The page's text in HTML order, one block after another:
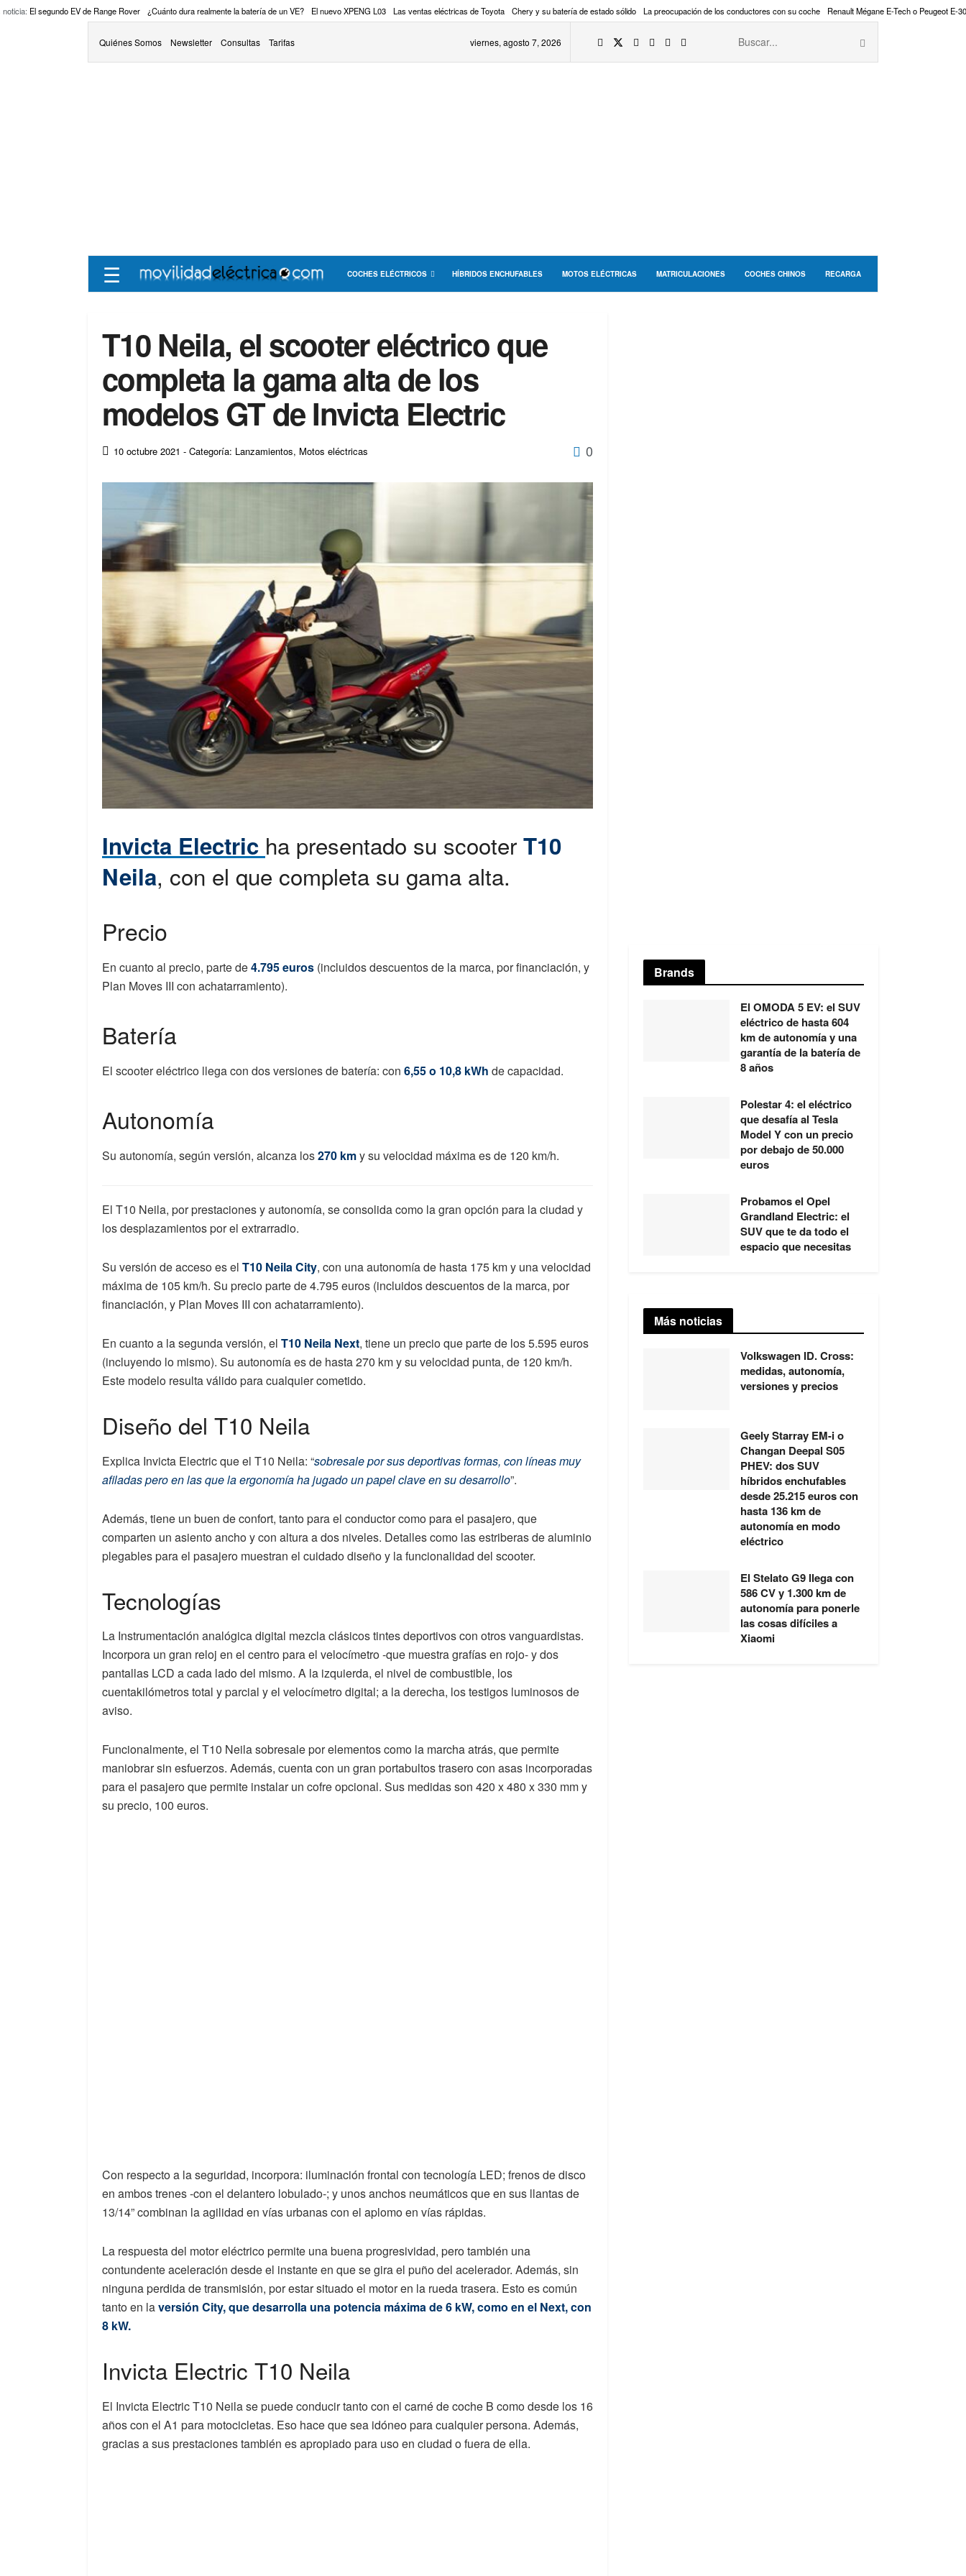
noticia: El segundo EV de Range Rover ¿Cuánto dura realmente la batería de un VE? El nuevo XPENG L03 Las ventas eléctricas de Toyota Chery y su batería de estado sólido La preocupación de los conductores con su coche Renault Mégane E-Tech o Peugeot E-
Quiénes Somos Newsletter Consultas Tarifas viernes, agosto 7, 2026
☰ COCHES ELÉCTRICOS HÍBRIDOS ENCHUFABLES MOTOS ELÉCTRICAS MATRICULACIONES COCHES CHINOS RECARGA
T10 Neila, el scooter eléctrico que
completa la gama alta de los
modelos GT de Invicta Electric
10 octubre 2021 - Categoría: Lanzamientos, Motos eléctricas 0
Invicta Electric ha presentado su scooter T10
Neila, con el que completa su gama alta.
Precio
En cuanto al precio, parte de4.795 euros (incluidos descuentos de la marca, por financiación, y
Plan Moves III con achatarramiento).
Batería
El scooter eléctrico llega con dos versiones de batería: con 6,55 o 10,8 kWh de capacidad.
Autonomía
Su autonomía, según versión, alcanza los270 kmy su velocidad máxima es de 120 km/h.
El T10 Neila, por prestaciones y autonomía, se consolida como la gran opción para la ciudad y
los desplazamientos por el extrarradio.
Su versión de acceso es el T10 Neila City, con una autonomía de hasta 175 km y una velocidad
máxima de 105 km/h. Su precio parte de 4.795 euros (incluidos descuentos de la marca, por
financiación, y Plan Moves III con achatarramiento).
En cuanto a la segunda versión, el T10 Neila Next, tiene un precio que parte de los 5.595 euros
(incluyendo lo mismo). Su autonomía es de hasta 270 km y su velocidad punta, de 120 km/h.
Este modelo resulta válido para cualquier cometido.
Diseño del T10 Neila
Explica Invicta Electric que el T10 Neila: “sobresale por sus deportivas formas, con líneas muy
afiladas pero en las que la ergonomía ha jugado un papel clave en su desarrollo”.
Además, tiene un buen de confort, tanto para el conductor como para el pasajero, que
comparten un asiento ancho y con altura a dos niveles. Detalles como las estriberas de aluminio
plegables para el pasajero muestran el cuidado diseño y la funcionalidad del scooter.
Tecnologías
La Instrumentación analógica digital mezcla clásicos tintes deportivos con otros vanguardistas.
Incorpora un gran reloj en el centro para el velocímetro -que muestra grafías en rojo- y dos
pantallas LCD a cada lado del mismo. A la izquierda, el nivel de combustible, los
cuentakilómetros total y parcial y el velocímetro digital; a la derecha, los testigos luminosos de
aviso.
Funcionalmente, el T10 Neila sobresale por elementos como la marcha atrás, que permite
maniobrar sin esfuerzos. Además, cuenta con un gran portabultos trasero con asas incorporadas
para el pasajero que permite instalar un cofre opcional. Sus medidas son 420 x 480 x 330 mm y
su precio, 100 euros.
Con respecto a la seguridad, incorpora: iluminación frontal con tecnología LED; frenos de disco
en ambos trenes -con el delantero lobulado-; y unos anchos neumáticos que en sus llantas de
13/14” combinan la agilidad en vías urbanas con el aplomo en vías rápidas.
La respuesta del motor eléctrico permite una buena progresividad, pero también una
contundente aceleración desde el instante en que se gira el puño del acelerador. Además, sin
ninguna perdida de transmisión, por estar situado el motor en la rueda trasera. Esto es común
tanto en laversión City, que desarrolla una potencia máxima de 6 kW, como en el Next, con
8 kW.
Invicta Electric T10 Neila
El Invicta Electric T10 Neila se puede conducir tanto con el carné de coche B como desde los 16
años con el A1 para motocicletas. Eso hace que sea idóneo para cualquier persona. Además,
gracias a sus prestaciones también es apropiado para uso en ciudad o fuera de ella.
Brands
El OMODA 5 EV: el SUV
eléctrico de hasta 604
km de autonomía y una
garantía de la batería de
8 años
Polestar 4: el eléctrico
que desafía al Tesla
Model Y con un precio
por debajo de 50.000
euros
Probamos el Opel
Grandland Electric: el
SUV que te da todo el
espacio que necesitas
Más noticias
Volkswagen ID. Cross:
medidas, autonomía,
versiones y precios
Geely Starray EM-i o
Changan Deepal S05
PHEV: dos SUV
híbridos enchufables
desde 25.215 euros con
hasta 136 km de
autonomía en modo
eléctrico
El Stelato G9 llega con
586 CV y 1.300 km de
autonomía para ponerle
las cosas difíciles a
Xiaomi